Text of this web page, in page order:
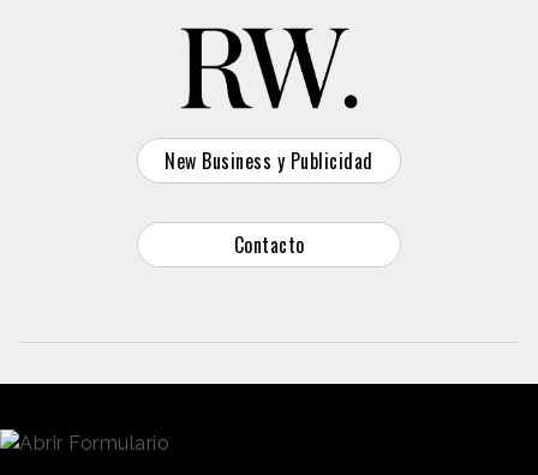
New Business y Publicidad
Contacto
Dirección: Calle Antonio Pirala 29. Madrid, 28017